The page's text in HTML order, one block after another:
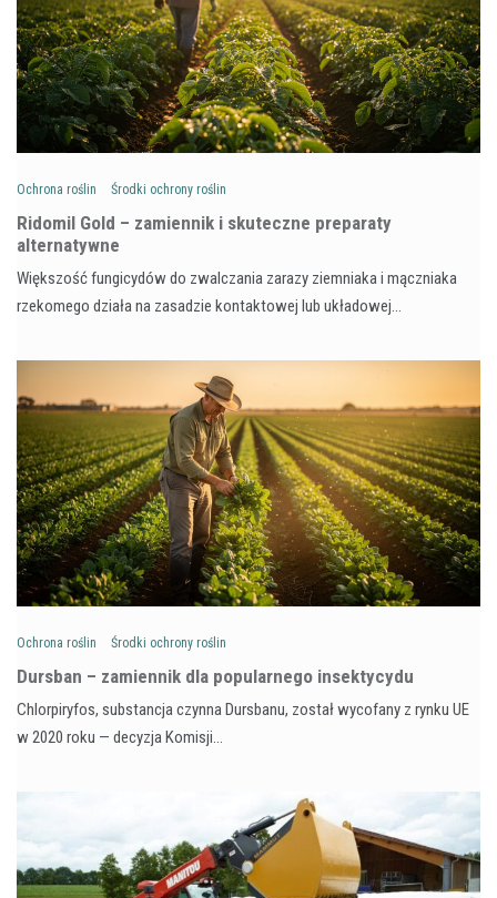
Ochrona roślin Środki ochrony roślin
Ridomil Gold – zamiennik i skuteczne preparaty
alternatywne
Większość fungicydów do zwalczania zarazy ziemniaka i mączniaka
rzekomego działa na zasadzie kontaktowej lub układowej…
Ochrona roślin Środki ochrony roślin
Dursban – zamiennik dla popularnego insektycydu
Chlorpiryfos, substancja czynna Dursbanu, został wycofany z rynku UE
w 2020 roku — decyzja Komisji…